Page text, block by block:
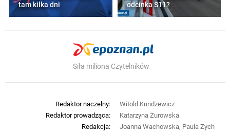
tam kilka dni
odcinka S11?
Siła miliona Czytelników
Redaktor naczelny:
Witold Kundzewicz
Redaktor prowadząca:
Katarzyna Żurowska
Redakcja:
Joanna Wachowska, Paula Zych